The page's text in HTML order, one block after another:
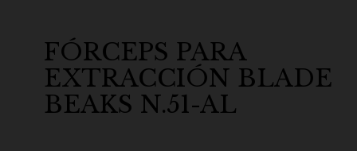
FÓRCEPS PARA
EXTRACCIÓN BLADE
BEAKS N.51-AL